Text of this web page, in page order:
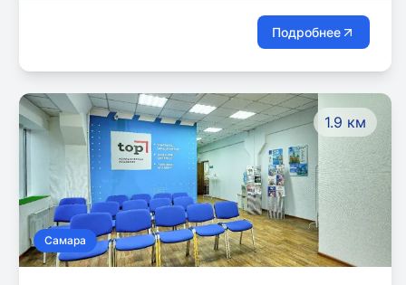
конфликты и управлять своими эфмоциями.
Воспитывает ценности морали и личности.
Подробнее
1.9 км
Самара